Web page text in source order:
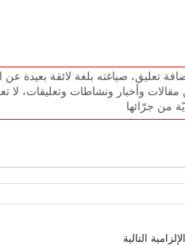
تعليق، صياغته بلغة لائقة بعيدة
وأخبار ونشاطات وتعليقات، لا
التالية